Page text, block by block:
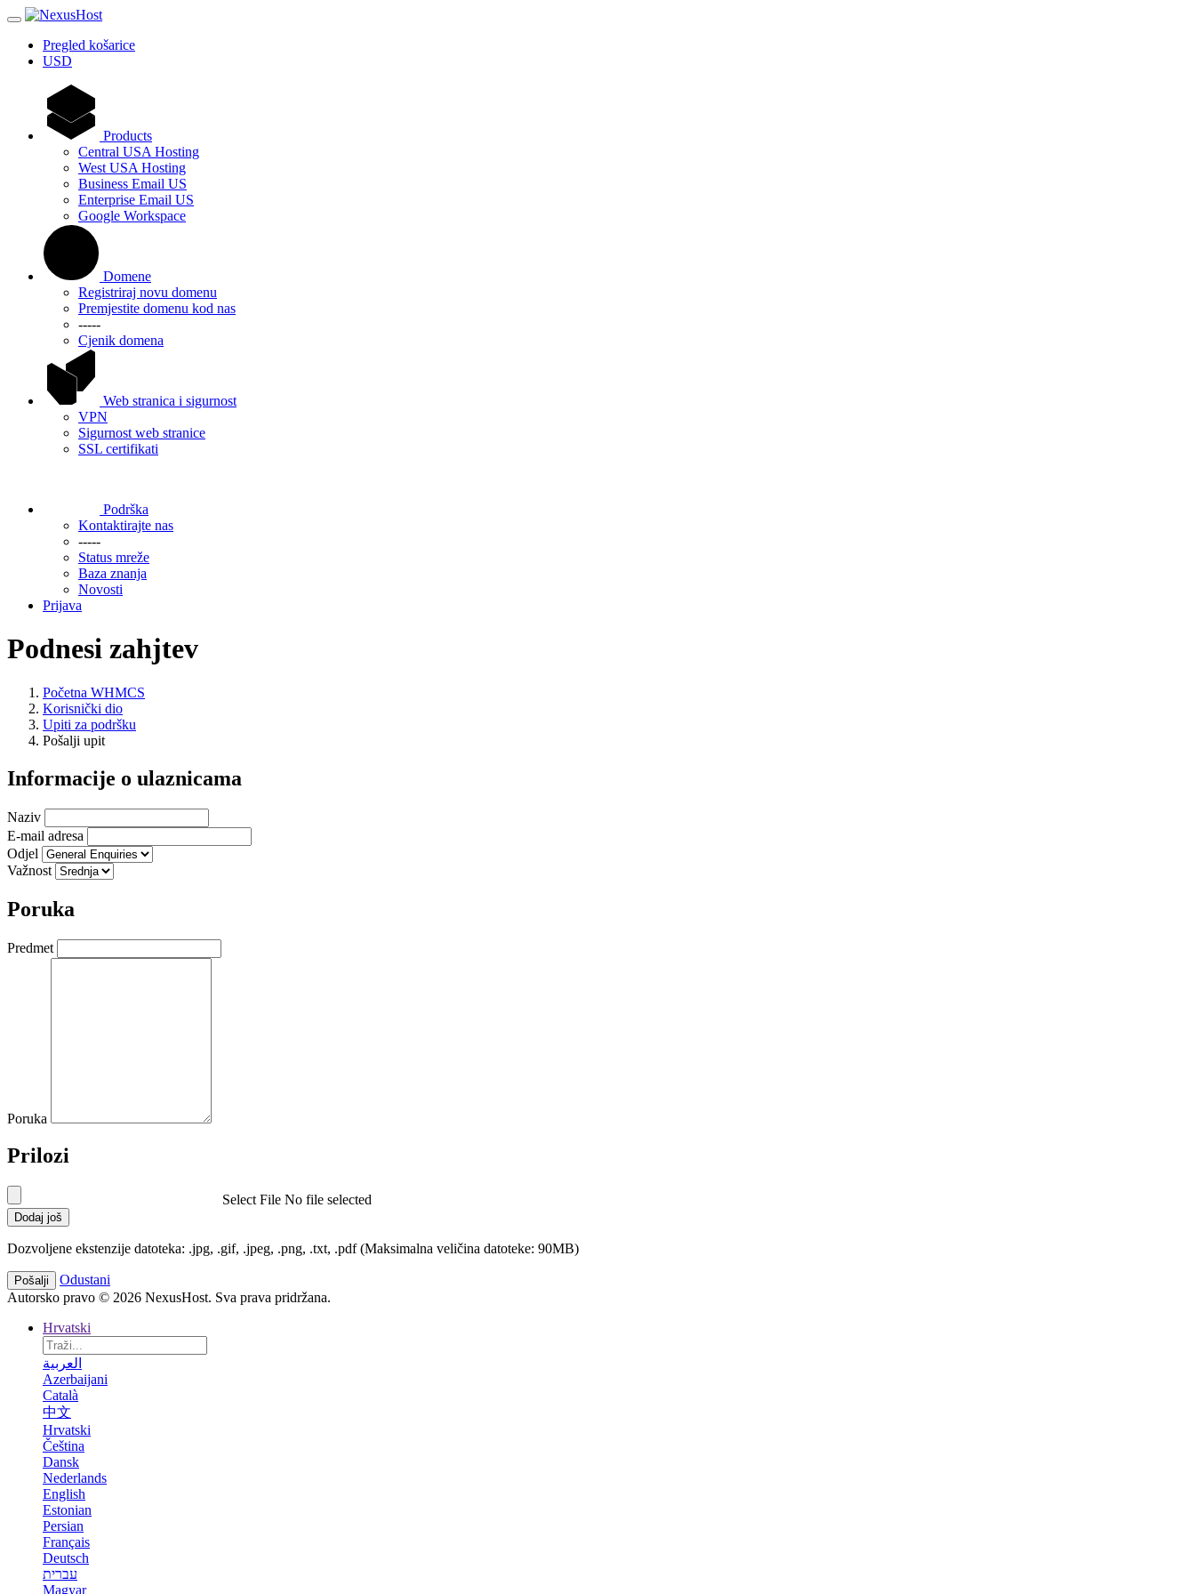
Pregled košarice
USD
Products
Central USA Hosting
West USA Hosting
Business Email US
Enterprise Email US
Google Workspace
Domene
Registriraj novu domenu
Premjestite domenu kod nas
-----
Cjenik domena
Web stranica i sigurnost
VPN
Sigurnost web stranice
SSL certifikati
Podrška
Kontaktirajte nas
-----
Status mreže
Baza znanja
Novosti
Prijava
Podnesi zahjtev
Početna WHMCS
Korisnički dio
Upiti za podršku
Pošalji upit
Informacije o ulaznicama
Naziv
E-mail adresa
Odjel
Važnost
Poruka
Predmet
Poruka
Prilozi
Select File No file selected
Dodaj još
Dozvoljene ekstenzije datoteka: .jpg, .gif, .jpeg, .png, .txt, .pdf (Maksimalna veličina datoteke: 90MB)
Odustani
Autorsko pravo © 2026 NexusHost. Sva prava pridržana.
Hrvatski
العربية
Azerbaijani
Català
中文
Hrvatski
Čeština
Dansk
Nederlands
English
Estonian
Persian
Français
Deutsch
עברית
Magyar